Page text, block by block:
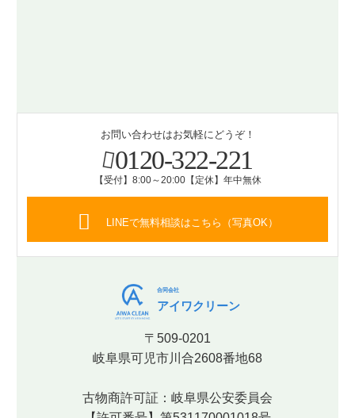
お問い合わせはお気軽にどうぞ！
0120-322-221
【受付】8:00～20:00【定休】年中無休
LINEで無料相談はこちら（写真OK）
合同会社
アイワクリーン
〒509-0201
岐阜県可児市川合2608番地68
古物商許可証：岐阜県公安委員会